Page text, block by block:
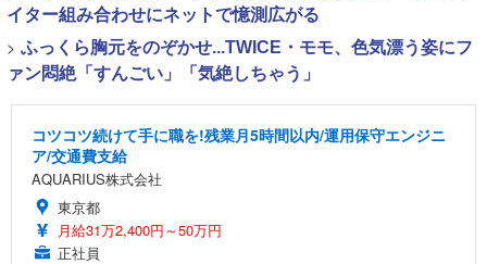
イター組み合わせにネットで憶測広がる
> ふっくら胸元をのぞかせ...TWICE・モモ、色気漂う姿にフ
ァン悶絶「すんごい」「気絶しちゃう」
コツコツ続けて手に職を!残業月5時間以内/運用保守エンジニ
ア/交通費支給
AQUARIUS株式会社
東京都
月給31万2,400円～50万円
正社員